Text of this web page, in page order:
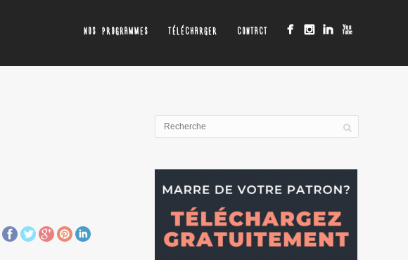
NOS PROGRAMMES TÉLÉCHARGER CONTACT